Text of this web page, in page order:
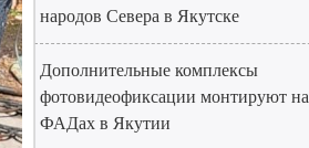
народов Севера в Якутске
Дополнительные комплексы
фотовидеофиксации монтируют на
ФАДах в Якутии